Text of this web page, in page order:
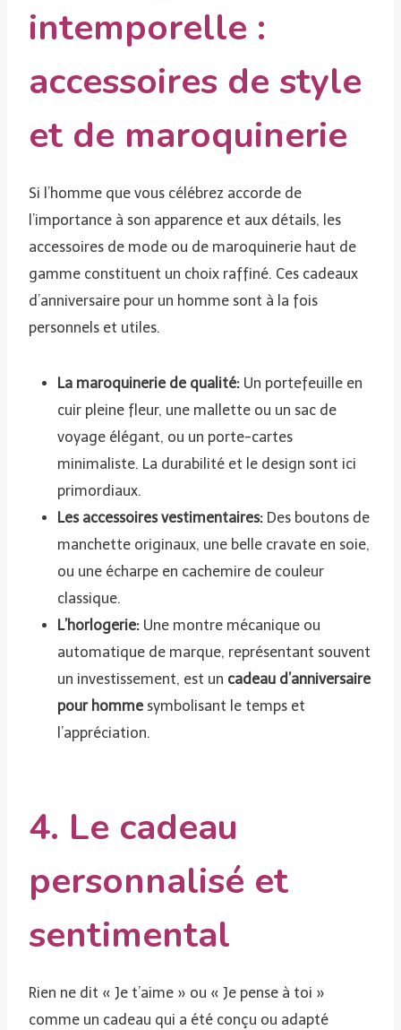
intemporelle :
accessoires de style
et de maroquinerie
Si l’homme que vous célébrez accorde de
l’importance à son apparence et aux détails, les
accessoires de mode ou de maroquinerie haut de
gamme constituent un choix raffiné. Ces cadeaux
d’anniversaire pour un homme sont à la fois
personnels et utiles.
La maroquinerie de qualité: Un portefeuille en
cuir pleine fleur, une mallette ou un sac de
voyage élégant, ou un porte-cartes
minimaliste. La durabilité et le design sont ici
primordiaux.
Les accessoires vestimentaires: Des boutons de
manchette originaux, une belle cravate en soie,
ou une écharpe en cachemire de couleur
classique.
L’horlogerie: Une montre mécanique ou
automatique de marque, représentant souvent
un investissement, est un cadeau d’anniversaire
pour hommesymbolisant le temps et
l’appréciation.
4. Le cadeau
personnalisé et
sentimental
Rien ne dit « Je t’aime » ou « Je pense à toi »
comme un cadeau qui a été conçu ou adapté